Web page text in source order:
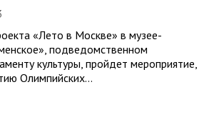
«Лето в Москве» в музее-
подведомственном
культуры, пройдет мероприятие,
Олимпийских…